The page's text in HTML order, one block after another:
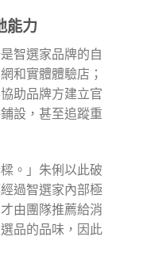
能力
智選家品牌的自
和實體體驗店；
助品牌方建立官
設，甚至追蹤重
。」朱俐以此破
過智選家內部極
由團隊推薦給消
品的品味，因此